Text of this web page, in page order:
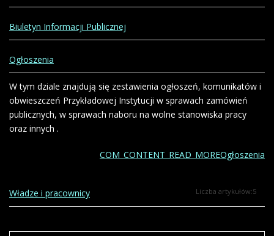
Biuletyn Informacji Publicznej
Ogłoszenia
W tym dziale znajdują się zestawienia ogłoszeń, komunikatów i
obwieszczeń Przykładowej Instytucji w sprawach zamówień
publicznych, w sprawach naboru na wolne stanowiska pracy
oraz innych .
COM_CONTENT_READ_MOREOgłoszenia
Władze i pracownicy Liczba artykułów:5